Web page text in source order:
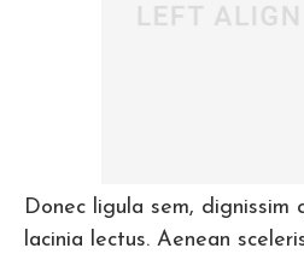
Donec ligula sem, dignissim
lacinia lectus. Aenean